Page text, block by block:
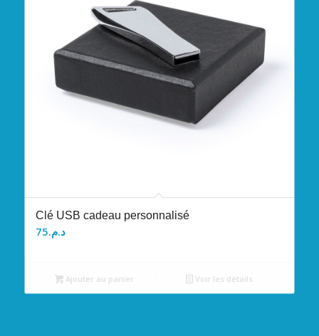
Clé USB cadeau personnalisé
د.م.75
Ajouter au panier Voir les détails